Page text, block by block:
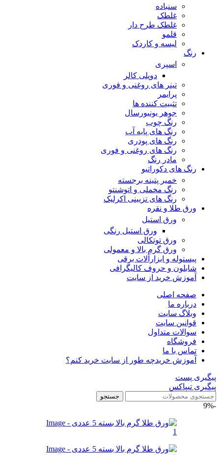
سنباده
غلطک
غلطک طرح دار
قلمو
لیسه و کاردک
رنگ
اسپری
دوپلی کالر
تینر های روغنی و فوری
پرایمر
تثبیت کننده ها
جوهر یونیورسال
رنگ چوب
رنگ‌ های پایه آب
رنگ های پودری
رنگ‌ های روغنی و فوری
مادر رنگ
رنگ های دکوراتیو
خمیر پتینه برجسته
رنگ مخملی و اتوشنتو
رنگ های تزیینی اکرلیک
ورق طلا و نقره
ورق استیل
ورق استیل رنگی
ورق توتکالی
ورق گرم بالا و معمولی
پیستوله و ابزارآلات برقی
شابلون و حروف کالیگرافی
آموزش خرید از سایت
صفحه اصلی
درباره ما
وبلاگ سایت
قوانین سایت
سوالات متداول
فروشگاه
تماس با ما
آموزش خریدچه طور از سایت خرید کنم؟
پیگیری پست
پیگیری تیپاکس
جستجو
-9%